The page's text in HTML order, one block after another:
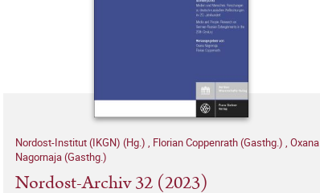
Nordost-Institut (IKGN) (Hg.) , Florian Coppenrath (Gasthg.) , Oxana
Nagornaja (Gasthg.)
Nordost-Archiv 32 (2023)